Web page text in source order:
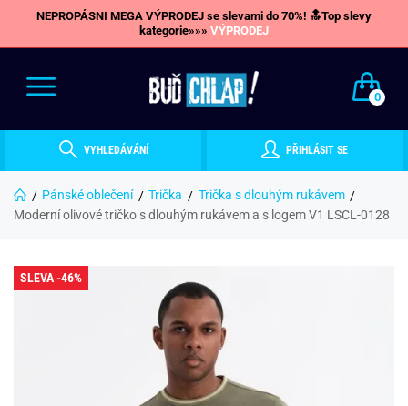
NEPROPÁSNI MEGA VÝPRODEJ se slevami do 70%! 🔝Top slevy
kategorie»»» VÝPRODEJ
0
VYHLEDÁVÁNÍ PŘIHLÁSIT SE
Pánské oblečení Trička
Trička s dlouhým rukávem
Moderní olivové tričko s dlouhým rukávem a s logem V1 LSCL-0128
SLEVA -46%